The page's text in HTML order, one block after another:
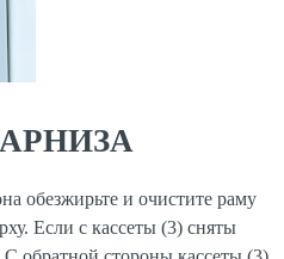
обезжирьте и очистите раму
Если с кассеты (3) сняты